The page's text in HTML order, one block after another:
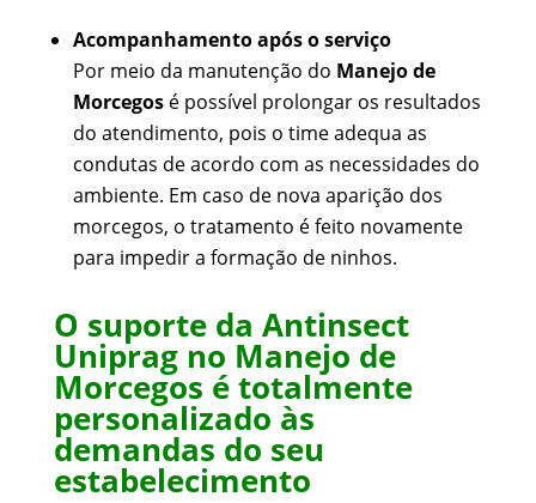
Acompanhamento após o serviço
Por meio da manutenção do Manejo de
Morcegosé possível prolongar os resultados
do atendimento, pois o time adequa as
condutas de acordo com as necessidades do
ambiente. Em caso de nova aparição dos
morcegos, o tratamento é feito novamente
para impedir a formação de ninhos.
O suporte da Antinsect
Uniprag no Manejo de
Morcegos é totalmente
personalizado às
demandas do seu
estabelecimento